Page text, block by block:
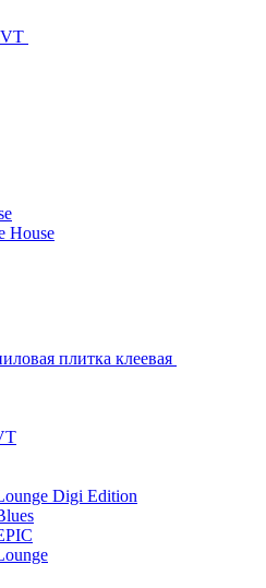
House
плитка клеевая
Digi Edition